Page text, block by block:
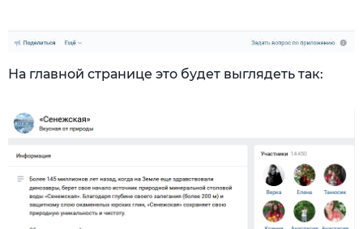
На главной странице это будет выглядеть так: